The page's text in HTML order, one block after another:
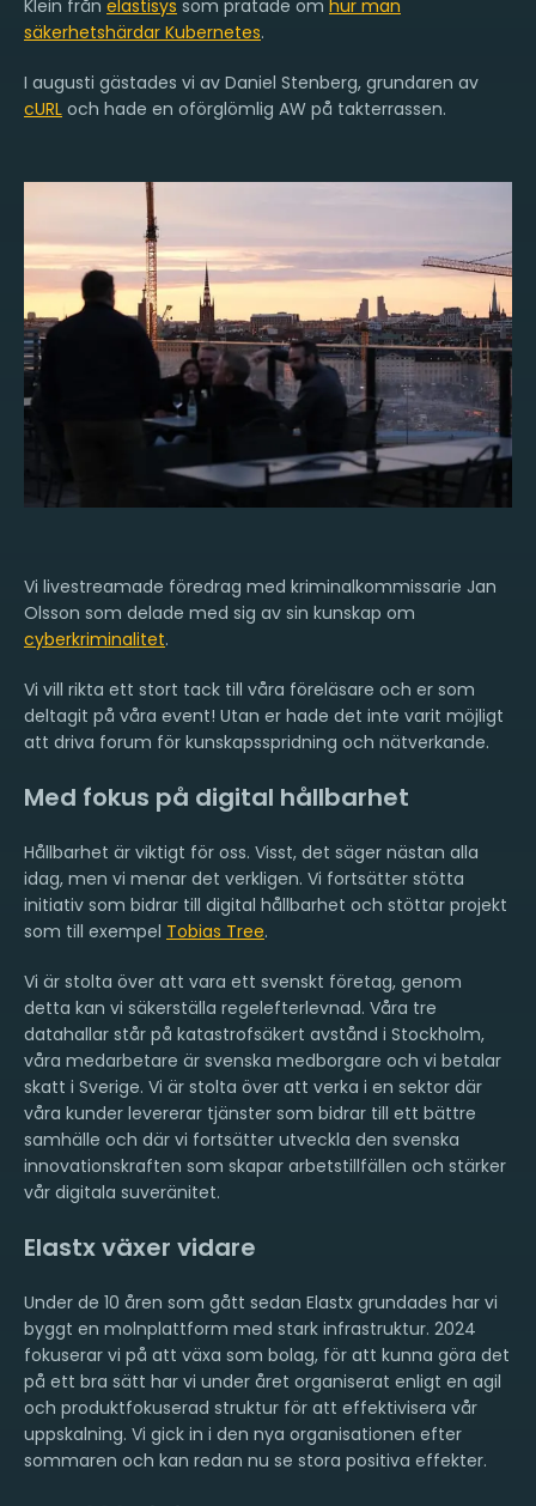
Klein från elastisys som pratade om hur man
säkerhetshärdar Kubernetes.
I augusti gästades vi av Daniel Stenberg, grundaren av
cURL och hade en oförglömlig AW på takterrassen.
Vi livestreamade föredrag med kriminalkommissarie Jan
Olsson som delade med sig av sin kunskap om
cyberkriminalitet.
Vi vill rikta ett stort tack till våra föreläsare och er som
deltagit på våra event! Utan er hade det inte varit möjligt
att driva forum för kunskapsspridning och nätverkande.
Med fokus på digital hållbarhet
Hållbarhet är viktigt för oss. Visst, det säger nästan alla
idag, men vi menar det verkligen. Vi fortsätter stötta
initiativ som bidrar till digital hållbarhet och stöttar projekt
som till exempel Tobias Tree.
Vi är stolta över att vara ett svenskt företag, genom
detta kan vi säkerställa regelefterlevnad. Våra tre
datahallar står på katastrofsäkert avstånd i Stockholm,
våra medarbetare är svenska medborgare och vi betalar
skatt i Sverige. Vi är stolta över att verka i en sektor där
våra kunder levererar tjänster som bidrar till ett bättre
samhälle och där vi fortsätter utveckla den svenska
innovationskraften som skapar arbetstillfällen och stärker
vår digitala suveränitet.
Elastx växer vidare
Under de 10 åren som gått sedan Elastx grundades har vi
byggt en molnplattform med stark infrastruktur. 2024
fokuserar vi på att växa som bolag, för att kunna göra det
på ett bra sätt har vi under året organiserat enligt en agil
och produktfokuserad struktur för att effektivisera vår
uppskalning. Vi gick in i den nya organisationen efter
sommaren och kan redan nu se stora positiva effekter.